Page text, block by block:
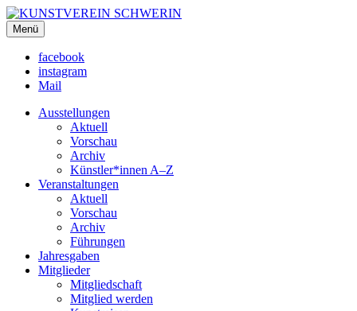
KUNSTVEREIN SCHWERIN
Für Mecklenburg und Vorpommern
Menü
facebook
instagram
Mail
Ausstellungen
Aktuell
Vorschau
Archiv
Künstler*innen A–Z
Veranstaltungen
Aktuell
Vorschau
Archiv
Führungen
Jahresgaben
Mitglieder
Mitgliedschaft
Mitglied werden